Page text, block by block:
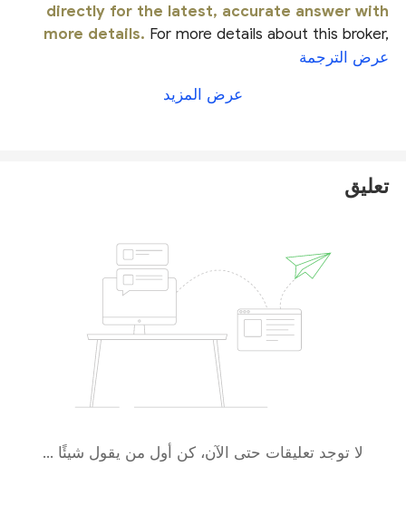
directly for the latest, accurate answer with
more details. For more details about this broker,
full Blue Suisse review.عرض الترجمة
عرض المزيد
تعليق
لا توجد تعليقات حتى الآن، كن أول من يقول شيئًا ...